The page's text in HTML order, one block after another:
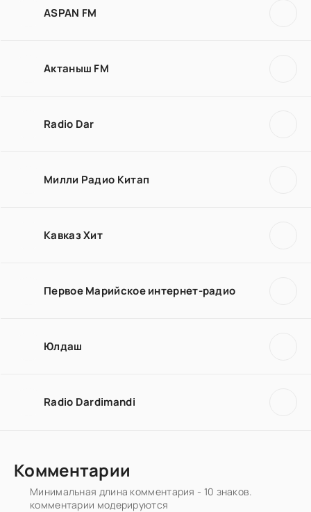
ASPAN FM
Актаныш FM
Radio Dar
Милли Радио Китап
Кавказ Хит
Первое Марийское интернет-радио
Юлдаш
Radio Dardimandi
Комментарии
Минимальная длина комментария - 10 знаков.
комментарии модерируются